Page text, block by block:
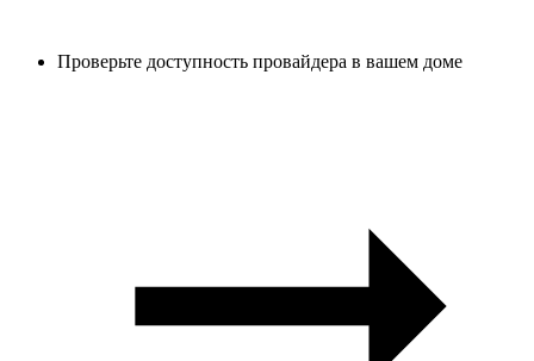
Проверьте доступность провайдера в вашем доме